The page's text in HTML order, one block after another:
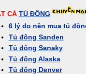
CẢ TỦ ĐÔNG
6 lý do nên mua tủ
Tủ đông Sanden
Tủ đông Sanaky
Tủ đông Alaska
Tủ đông Denver